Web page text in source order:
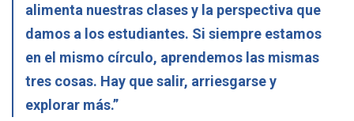
alimenta nuestras clases y la perspectiva que
damos a los estudiantes. Si siempre estamos
en el mismo círculo, aprendemos las mismas
tres cosas. Hay que salir, arriesgarse y
explorar más.”